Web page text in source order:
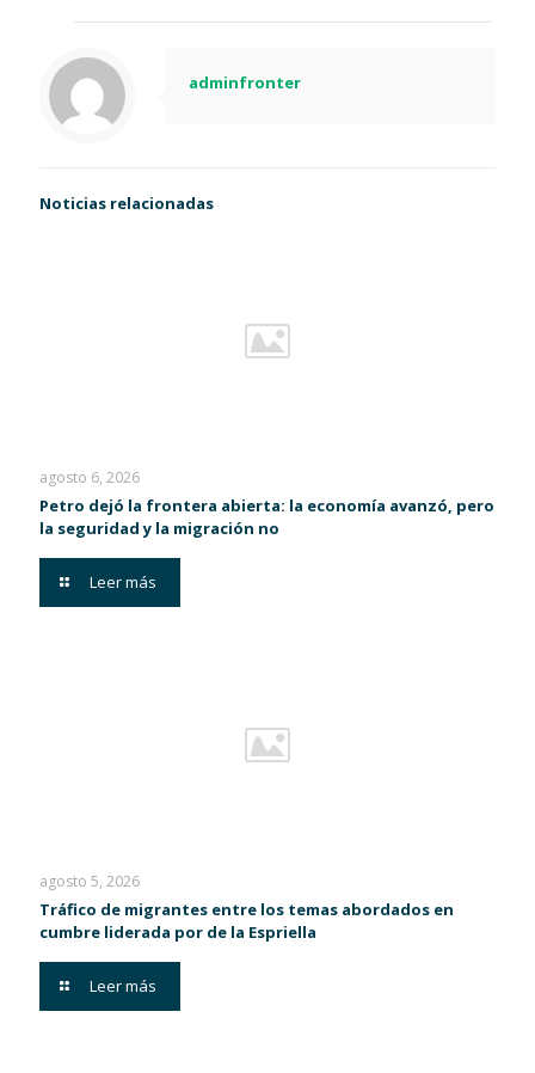
adminfronter
Noticias relacionadas
agosto 6, 2026
Petro dejó la frontera abierta: la economía avanzó, pero
la seguridad y la migración no
Leer más
agosto 5, 2026
Tráfico de migrantes entre los temas abordados en
cumbre liderada por de la Espriella
Leer más